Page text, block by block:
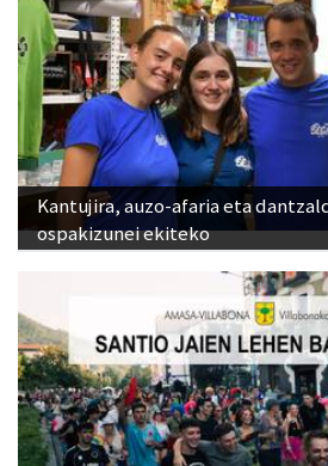
Kantujira, auzo-afaria eta
ospakizunei ekiteko